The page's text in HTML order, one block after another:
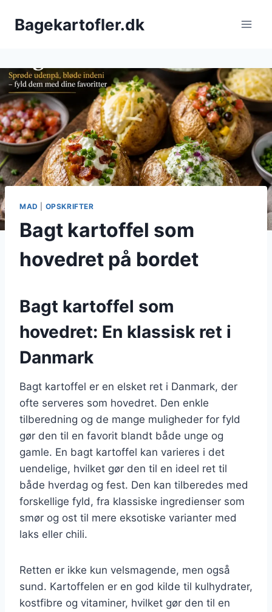
Bagekartofler.dk
MAD OPSKRIFTER
Bagt kartoffel som
hovedret på bordet
Bagt kartoffel som
hovedret: En klassisk ret i
Danmark
Bagt kartoffel er en elsket ret i Danmark, der
ofte serveres som hovedret. Den enkle
tilberedning og de mange muligheder for fyld
gør den til en favorit blandt både unge og
gamle. En bagt kartoffel kan varieres i det
uendelige, hvilket gør den til en ideel ret til
både hverdag og fest. Den kan tilberedes med
forskellige fyld, fra klassiske ingredienser som
smør og ost til mere eksotiske varianter med
laks eller chili.
Retten er ikke kun velsmagende, men også
sund. Kartoffelen er en god kilde til kulhydrater,
kostfibre og vitaminer, hvilket gør den til en